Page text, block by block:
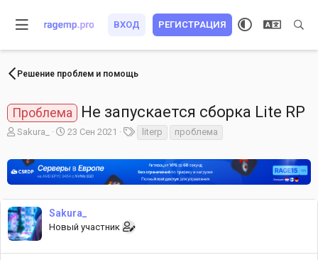
ВХОД РЕГИСТРАЦИЯ
Решение проблем и помощь
Проблема Не запускается сборка Lite RP
А
о
е
м
ы
Sakura_
Д
а
а
л
23 Сен 2021
е
и
literp проблема
Sakura_
Новый участник